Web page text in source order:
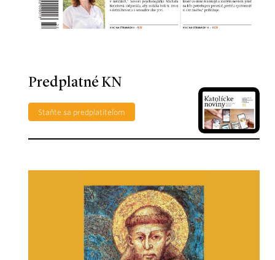
Predplatné KN
Staňte sa predplatiteľom